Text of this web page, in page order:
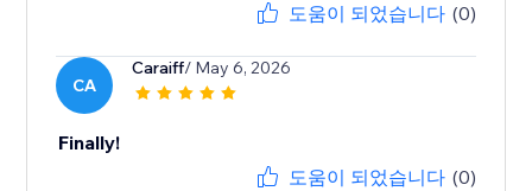
도움이 되었습니다 (0)
CA
Caraiff/ May 6, 2026
Finally!
도움이 되었습니다 (0)